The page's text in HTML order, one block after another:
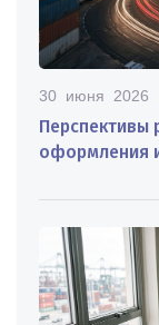
30 июня 2026
Перспективы
оформления